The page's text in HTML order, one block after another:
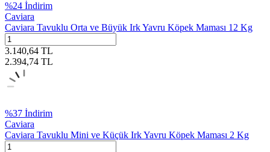
%24 İndirim
Caviara
Caviara Tavuklu Orta ve Büyük Irk Yavru Köpek Maması 12 Kg
3.140,64 TL
2.394,74 TL
%37 İndirim
Caviara
Caviara Tavuklu Mini ve Küçük Irk Yavru Köpek Maması 2 Kg